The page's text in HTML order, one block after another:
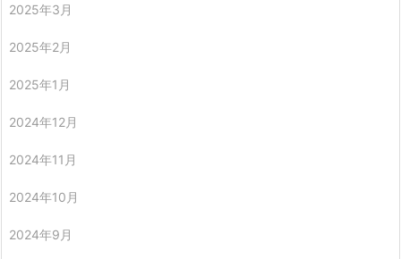
2025年3月
2025年2月
2025年1月
2024年12月
2024年11月
2024年10月
2024年9月